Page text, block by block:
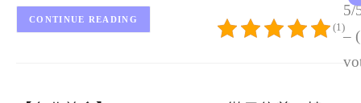
5/
–
(1)
CONTINUE READING